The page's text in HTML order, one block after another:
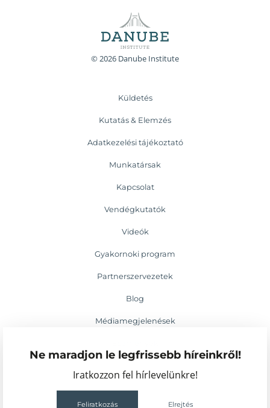
Ne maradjon le legfrissebb híreinkről!
Iratkozzon fel hírlevelünkre!
Feliratkozás Elrejtés
© 2026 Danube Institute
Küldetés
Kutatás & Elemzés
Adatkezelési tájékoztató
Munkatársak
Kapcsolat
Vendégkutatók
Videók
Gyakornoki program
Partnerszervezetek
Blog
Médiamegjelenések